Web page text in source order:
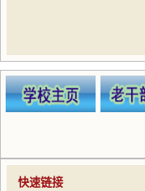
会议通知（20210422）
趣味运动会通知（20210416
快速链接